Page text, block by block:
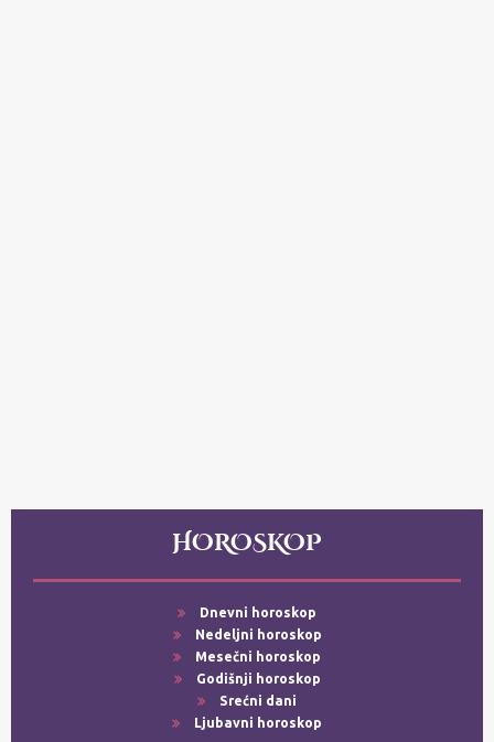
HOROSKOP
Dnevni horoskop
Nedeljni horoskop
Mesečni horoskop
Godišnji horoskop
Srećni dani
Ljubavni horoskop